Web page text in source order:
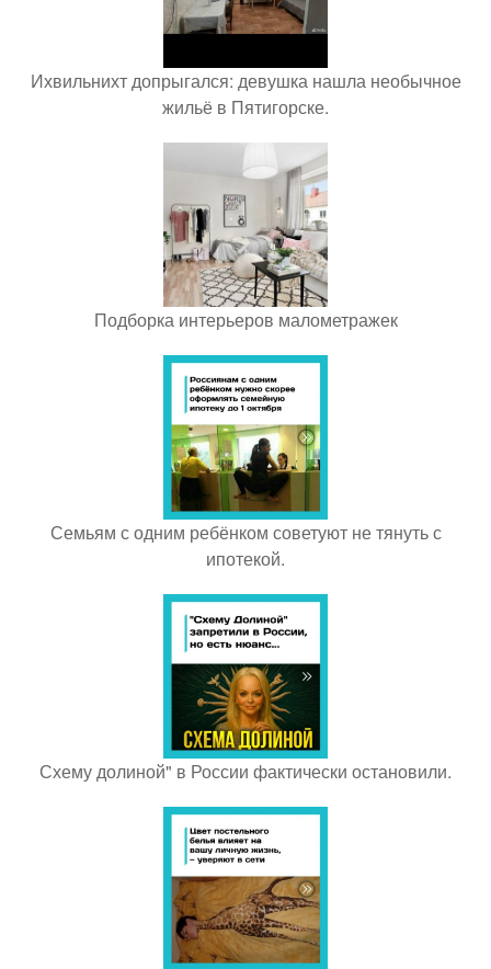
Ихвильнихт допрыгался: девушка нашла необычное
жильё в Пятигорске.
Подборка интерьеров малометражек
Семьям с одним ребёнком советуют не тянуть с
ипотекой.
Схему долиной" в России фактически остановили.